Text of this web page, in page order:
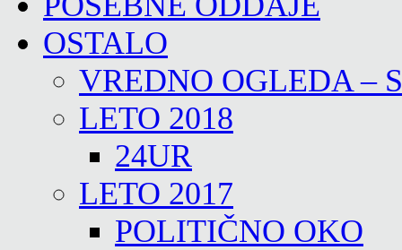
OSTALO
VREDNO OGLEDA –
LETO 2018
24UR
LETO 2017
POLITIČNO OKO